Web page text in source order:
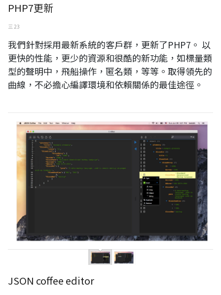
PHP7更新
三 23
我們針對採用最新系統的客戶群，更新了PHP7。 以
更快的性能，更少的資源和很酷的新功能，如標量類
型的聲明中，飛船操作，匿名類，等等。取得領先的
曲線，不必擔心編譯環境和依賴關係的最佳途徑。
JSON coffee editor